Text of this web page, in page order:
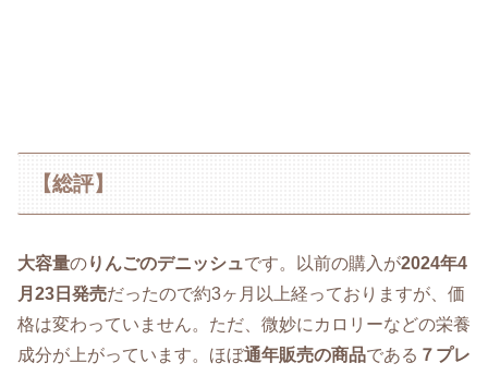
【総評】
大容量のりんごのデニッシュです。以前の購入が2024年4
月23日発売だったので約3ヶ月以上経っておりますが、価
格は変わっていません。ただ、微妙にカロリーなどの栄養
成分が上がっています。ほぼ通年販売の商品である ７プレ